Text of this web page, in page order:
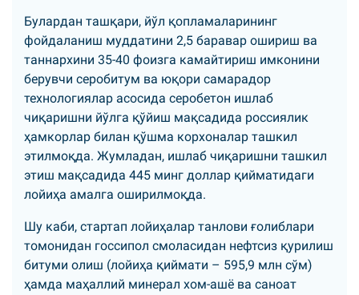
Булардан ташқари, йўл қопламаларининг
фойдаланиш муддатини 2,5 баравар ошириш ва
таннархини 35-40 фоизга камайтириш имконини
берувчи серобитум ва юқори самарадор
технологиялар асосида серобетон ишлаб
чиқаришни йўлга қўйиш мақсадида россиялик
ҳамкорлар билан қўшма корхоналар ташкил
этилмоқда. Жумладан, ишлаб чиқаришни ташкил
этиш мақсадида 445 минг доллар қийматидаги
лойиҳа амалга оширилмоқда.
Шу каби, стартап лойиҳалар танлови ғолиблари
томонидан госсипол смоласидан нефтсиз қурилиш
битуми олиш (лойиҳа қиймати – 595,9 млн сўм)
ҳамда маҳаллий минерал хом-ашё ва саноат